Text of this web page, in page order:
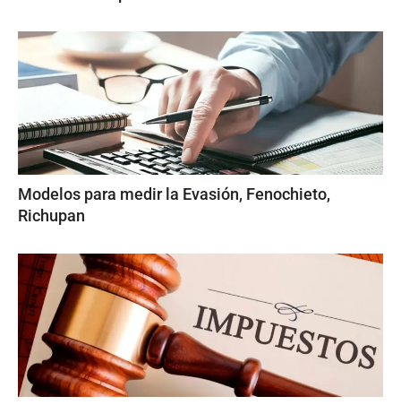
Modelos para medir la Evasión, Fenochieto,
Richupan